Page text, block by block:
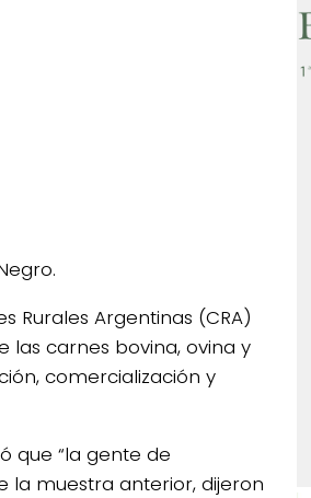
Rurales Argentinas (CRA)
las carnes bovina, ovina y
comercialización y
que “la gente de
la muestra anterior, dijeron